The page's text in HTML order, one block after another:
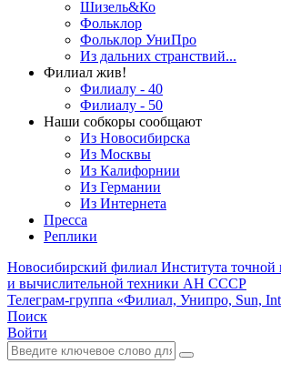
Шизель&Ко
Фольклор
Фольклор УниПро
Из дальних странствий...
Филиал жив!
Филиалу - 40
Филиалу - 50
Наши собкоры сообщают
Из Новосибирска
Из Москвы
Из Калифорнии
Из Германии
Из Интернета
Пресса
Реплики
Новосибирский филиал Института точной
и вычислительной техники АН СССР
Телеграм-группа «Филиал, Унипро, Sun,
Поиск
Войти